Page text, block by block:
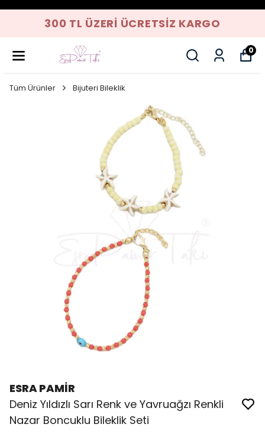
300 TL ÜZERI ÜCRETSIZ KARGO
0
Tüm Ürünler Bijuteri Bileklik
ESRA PAMİR
Deniz Yıldızlı Sarı Renk ve Yavruağzı Renkli
Nazar Boncuklu Bileklik Seti